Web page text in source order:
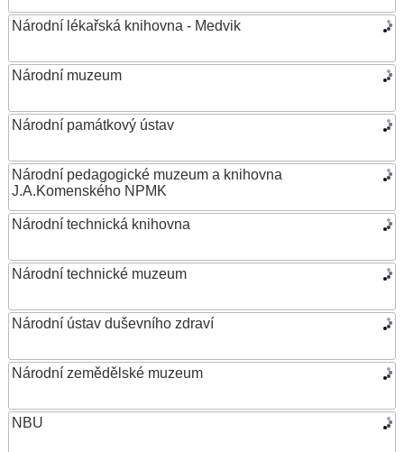
Národní lékařská knihovna - Medvik
Národní muzeum
Národní památkový ústav
Národní pedagogické muzeum a knihovna
J.A.Komenského NPMK
Národní technická knihovna
Národní technické muzeum
Národní ústav duševního zdraví
Národní zemědělské muzeum
NBU